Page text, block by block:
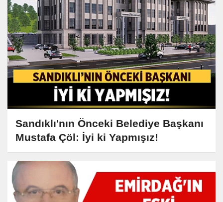
Sandıklı'nın Önceki Belediye Başkanı
Mustafa Çöl: İyi ki Yapmışız!